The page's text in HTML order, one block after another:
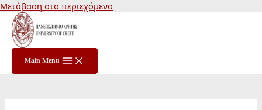
Μετάβαση στο περιεχόμενο
Main Menu